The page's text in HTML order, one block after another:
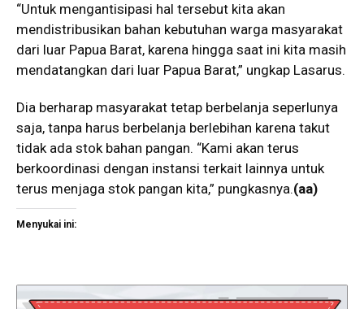
“Untuk mengantisipasi hal tersebut kita akan
mendistribusikan bahan kebutuhan warga masyarakat
dari luar Papua Barat, karena hingga saat ini kita masih
mendatangkan dari luar Papua Barat,” ungkap Lasarus.
Dia berharap masyarakat tetap berbelanja seperlunya
saja, tanpa harus berbelanja berlebihan karena takut
tidak ada stok bahan pangan. “Kami akan terus
berkoordinasi dengan instansi terkait lainnya untuk
terus menjaga stok pangan kita,” pungkasnya.(aa)
Menyukai ini: